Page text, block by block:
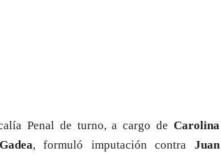
Penal de turno, a cargo de Carolina
, formuló imputación contraJuan